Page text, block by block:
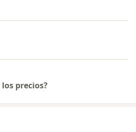
de calidad y seguridad
y tecnológico.
precios?